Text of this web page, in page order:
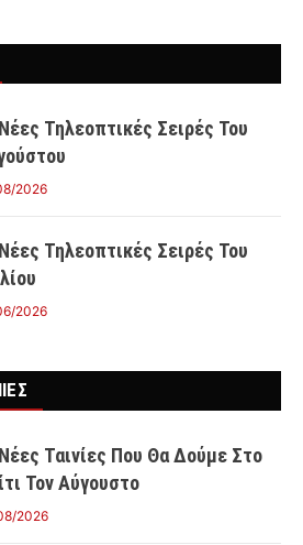
Τηλεοπτικές Σειρές Του
2026
Τηλεοπτικές Σειρές Του
2026
Ταινίες Που Θα Δούμε Στο
Τον Αύγουστο
2026